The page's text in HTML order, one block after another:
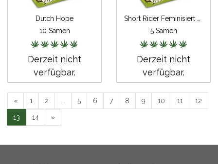
Dutch Hope
10 Samen
Derzeit nicht
verfügbar.
5 Samen
Derzeit nicht
verfügbar.
« 1 2 5 6 7 8 9 10 11 12
13 14 »